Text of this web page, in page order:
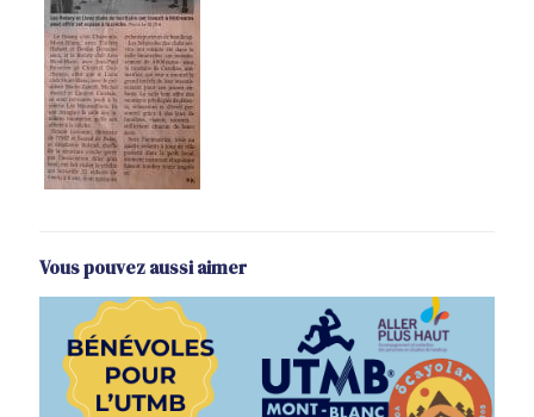
Vous pouvez aussi aimer